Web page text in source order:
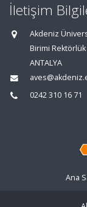
İletişim
Akdeniz
Birimi Rektörlük
ANTALYA
0242 310 16 71
Ana